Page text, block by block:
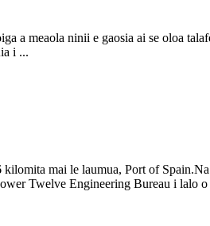
a meaola ninii e gaosia ai se oloa
i ...
mai le laumua, Port of
Twelve Engineering Bureau i lalo